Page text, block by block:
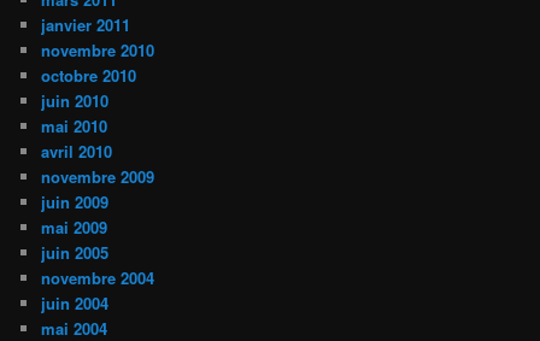
janvier 2011
novembre 2010
octobre 2010
juin 2010
mai 2010
avril 2010
novembre 2009
juin 2009
mai 2009
juin 2005
novembre 2004
juin 2004
mai 2004